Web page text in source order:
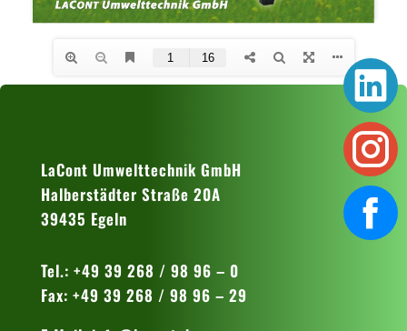
LaCont Umwelttechnik GmbH
Halberstädter Straße 20A
39435 Egeln
Tel.: +49 39 268 / 98 96 – 0
Fax: +49 39 268 / 98 96 – 29